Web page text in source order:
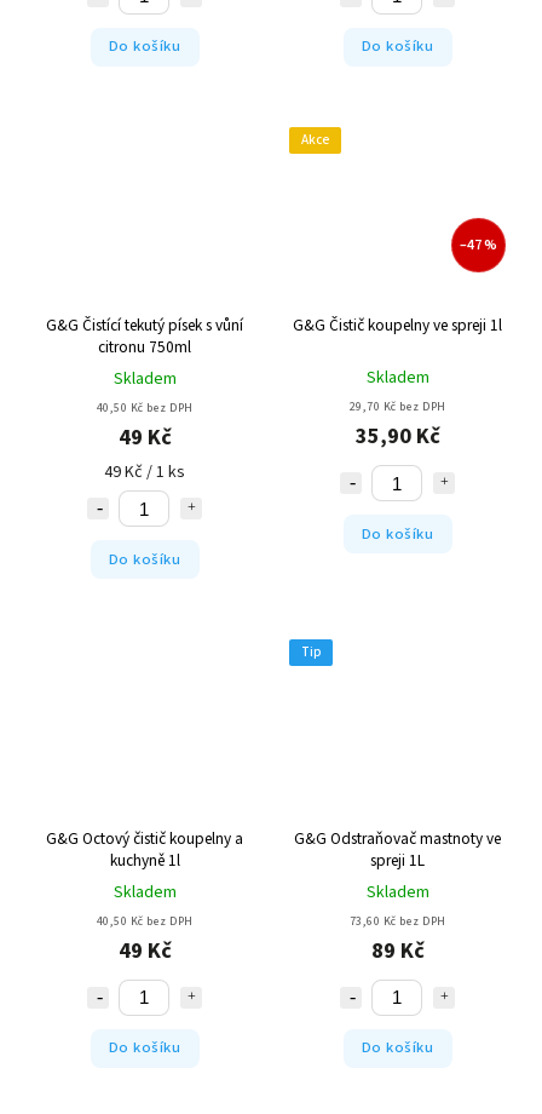
Do košíku Do košíku
G&G Čistící tekutý písek s vůní
citronu 750ml
Skladem
40,50 Kč bez DPH
49 Kč
49 Kč / 1 ks
Do košíku
Akce
–47 %
G&G Čistič koupelny ve spreji 1l
Skladem
29,70 Kč bez DPH
35,90 Kč
Do košíku
G&G Octový čistič koupelny a
kuchyně 1l
Skladem
40,50 Kč bez DPH
49 Kč
Do košíku
Tip
G&G Odstraňovač mastnoty ve
spreji 1L
Skladem
73,60 Kč bez DPH
89 Kč
Do košíku